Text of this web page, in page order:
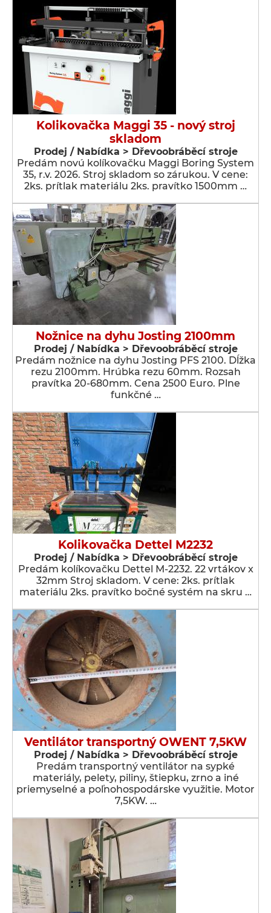
Kolikovačka Maggi 35 - nový stroj
skladom
Prodej / Nabídka > Dřevoobráběcí stroje
Predám novú kolíkovačku Maggi Boring System
35, r.v. 2026. Stroj skladom so zárukou. V cene:
2ks. prítlak materiálu 2ks. pravítko 1500mm …
Nožnice na dyhu Josting 2100mm
Prodej / Nabídka > Dřevoobráběcí stroje
Predám nožnice na dyhu Josting PFS 2100. Dĺžka
rezu 2100mm. Hrúbka rezu 60mm. Rozsah
pravítka 20-680mm. Cena 2500 Euro. Plne
funkčné …
Kolikovačka Dettel M2232
Prodej / Nabídka > Dřevoobráběcí stroje
Predám kolíkovačku Dettel M-2232. 22 vrtákov x
32mm Stroj skladom. V cene: 2ks. prítlak
materiálu 2ks. pravítko bočné systém na skru …
Ventilátor transportný OWENT 7,5KW
Prodej / Nabídka > Dřevoobráběcí stroje
Predám transportný ventilátor na sypké
materiály, pelety, piliny, štiepku, zrno a iné
priemyselné a poľnohospodárske využitie. Motor
7,5KW. …